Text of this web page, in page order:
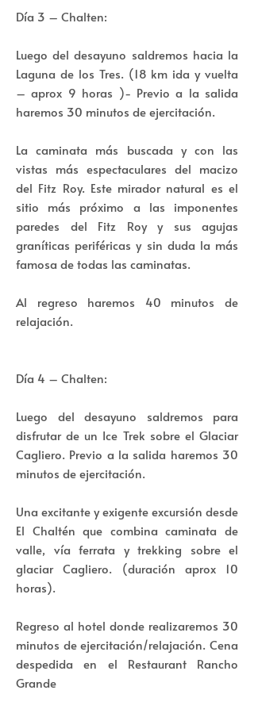
Día 3 – Chalten:
Luego del desayuno saldremos hacia la
Laguna de los Tres. (18 km ida y vuelta
– aprox 9 horas )- Previo a la salida
haremos 30 minutos de ejercitación.
La caminata más buscada y con las
vistas más espectaculares del macizo
del Fitz Roy. Este mirador natural es el
sitio más próximo a las imponentes
paredes del Fitz Roy y sus agujas
graníticas periféricas y sin duda la más
famosa de todas las caminatas.
Al regreso haremos 40 minutos de
relajación.
Día 4 – Chalten:
Luego del desayuno saldremos para
disfrutar de un Ice Trek sobre el Glaciar
Cagliero. Previo a la salida haremos 30
minutos de ejercitación.
Una excitante y exigente excursión desde
El Chaltén que combina caminata de
valle, vía ferrata y trekking sobre el
glaciar Cagliero. (duración aprox 10
horas).
Regreso al hotel donde realizaremos 30
minutos de ejercitación/relajación. Cena
despedida en el Restaurant Rancho
Grande